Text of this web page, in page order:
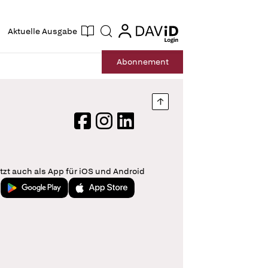
Aktuelle Ausgabe Suche login
login
Abonnement
Nach oben springen
FacebookInstagram
LinkedIn
auch als App für iOS und Android
Jetzt bei Google PlayLaden im App Store